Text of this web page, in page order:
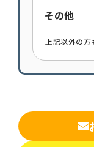
その他
上記以外の方